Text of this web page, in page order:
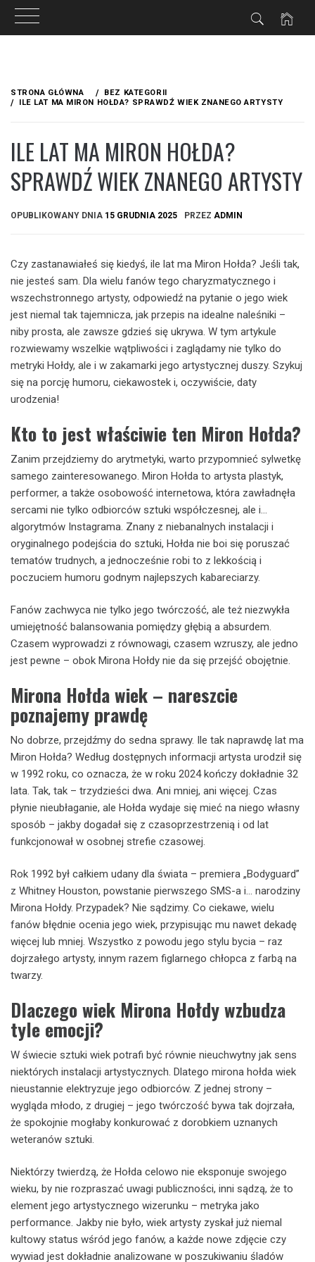
treści
STRONA GŁÓWNA
BEZ KATEGORII
ILE LAT MA MIRON HOŁDA? SPRAWDŹ WIEK ZNANEGO ARTYSTY
ILE LAT MA MIRON HOŁDA?
SPRAWDŹ WIEK ZNANEGO ARTYSTY
OPUBLIKOWANY DNIA 15 GRUDNIA 2025 PRZEZ ADMIN
Czy zastanawiałeś się kiedyś, ile lat ma Miron Hołda? Jeśli tak,
nie jesteś sam. Dla wielu fanów tego charyzmatycznego i
wszechstronnego artysty, odpowiedź na pytanie o jego wiek
jest niemal tak tajemnicza, jak przepis na idealne naleśniki –
niby prosta, ale zawsze gdzieś się ukrywa. W tym artykule
rozwiewamy wszelkie wątpliwości i zaglądamy nie tylko do
metryki Hołdy, ale i w zakamarki jego artystycznej duszy. Szykuj
się na porcję humoru, ciekawostek i, oczywiście, daty
urodzenia!
Kto to jest właściwie ten Miron Hołda?
Zanim przejdziemy do arytmetyki, warto przypomnieć sylwetkę
samego zainteresowanego. Miron Hołda to artysta plastyk,
performer, a także osobowość internetowa, która zawładnęła
sercami nie tylko odbiorców sztuki współczesnej, ale i…
algorytmów Instagrama. Znany z niebanalnych instalacji i
oryginalnego podejścia do sztuki, Hołda nie boi się poruszać
tematów trudnych, a jednocześnie robi to z lekkością i
poczuciem humoru godnym najlepszych kabareciarzy.
Fanów zachwyca nie tylko jego twórczość, ale też niezwykła
umiejętność balansowania pomiędzy głębią a absurdem.
Czasem wyprowadzi z równowagi, czasem wzruszy, ale jedno
jest pewne – obok Mirona Hołdy nie da się przejść obojętnie.
Mirona Hołda wiek – nareszcie
poznajemy prawdę
No dobrze, przejdźmy do sedna sprawy. Ile tak naprawdę lat ma
Miron Hołda? Według dostępnych informacji artysta urodził się
w 1992 roku, co oznacza, że w roku 2024 kończy dokładnie 32
lata. Tak, tak – trzydzieści dwa. Ani mniej, ani więcej. Czas
płynie nieubłaganie, ale Hołda wydaje się mieć na niego własny
sposób – jakby dogadał się z czasoprzestrzenią i od lat
funkcjonował w osobnej strefie czasowej.
Rok 1992 był całkiem udany dla świata – premiera „Bodyguard”
z Whitney Houston, powstanie pierwszego SMS-a i… narodziny
Mirona Hołdy. Przypadek? Nie sądzimy. Co ciekawe, wielu
fanów błędnie ocenia jego wiek, przypisując mu nawet dekadę
więcej lub mniej. Wszystko z powodu jego stylu bycia – raz
dojrzałego artysty, innym razem figlarnego chłopca z farbą na
twarzy.
Dlaczego wiek Mirona Hołdy wzbudza
tyle emocji?
W świecie sztuki wiek potrafi być równie nieuchwytny jak sens
niektórych instalacji artystycznych. Dlatego mirona hołda wiek
nieustannie elektryzuje jego odbiorców. Z jednej strony –
wygląda młodo, z drugiej – jego twórczość bywa tak dojrzała,
że spokojnie mogłaby konkurować z dorobkiem uznanych
weteranów sztuki.
Niektórzy twierdzą, że Hołda celowo nie eksponuje swojego
wieku, by nie rozpraszać uwagi publiczności, inni sądzą, że to
element jego artystycznego wizerunku – metryka jako
performance. Jakby nie było, wiek artysty zyskał już niemal
kultowy status wśród jego fanów, a każde nowe zdjęcie czy
wywiad jest dokładnie analizowane w poszukiwaniu śladów